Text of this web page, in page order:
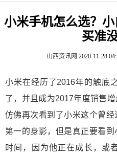
小米手机怎么选？
买准
山西资讯网 2020-11-28
小米在经历了2016年的触底
了，并且成为2017年度销售
仿佛再次看到了小米这个曾
第一的身影，但是真正要看
时间，因为他正在成长，或